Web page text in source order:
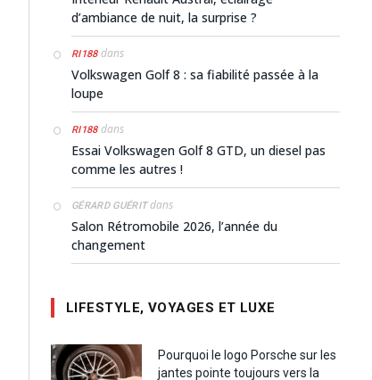
d’ambiance de nuit, la surprise ?
RI188dans
Volkswagen Golf 8 : sa fiabilité passée à la
loupe
RI188dans
Essai Volkswagen Golf 8 GTD, un diesel pas
comme les autres !
GÉRARD GUÉRITdans
Salon Rétromobile 2026, l’année du
changement
LIFESTYLE, VOYAGES ET LUXE
Pourquoi le logo Porsche sur les
jantes pointe toujours vers la